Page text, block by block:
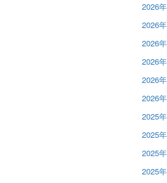
2026
2026
2026
2026
2026
2026
2025
2025
2025
2025